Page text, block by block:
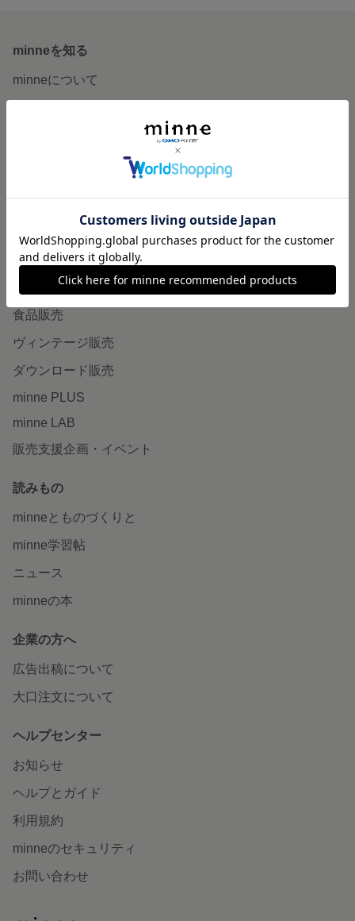
minneを知る
minneについて
作品販売について
minneで売りたい
食品販売
ヴィンテージ販売
ダウンロード販売
minne PLUS
minne LAB
販売支援企画・イベント
読みもの
minneとものづくりと
minne学習帖
ニュース
minneの本
企業の方へ
広告出稿について
大口注文について
ヘルプセンター
お知らせ
ヘルプとガイド
利用規約
minneのセキュリティ
お問い合わせ